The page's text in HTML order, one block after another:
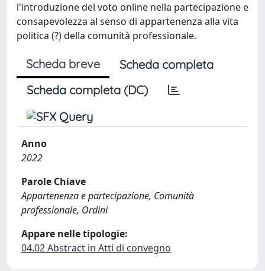
l'introduzione del voto online nella partecipazione e
consapevolezza al senso di appartenenza alla vita
politica (?) della comunità professionale.
Scheda breve
Scheda completa
Scheda completa (DC)
Anno
2022
Parole Chiave
Appartenenza e partecipazione, Comunità
professionale, Ordini
Appare nelle tipologie:
04.02 Abstract in Atti di convegno